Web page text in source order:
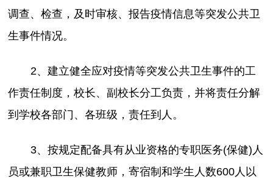
调查、检查，及时审核、报告疫情信息等突发公共卫
生事件情况。
2、建立健全应对疫情等突发公共卫生事件的工
作责任制度，校长、副校长分工负责，并将责任分解
到学校各部门、各班级，责任到人。
3、按规定配备具有从业资格的专职医务(保健)人
员或兼职卫生保健教师，寄宿制和学生人数600人以